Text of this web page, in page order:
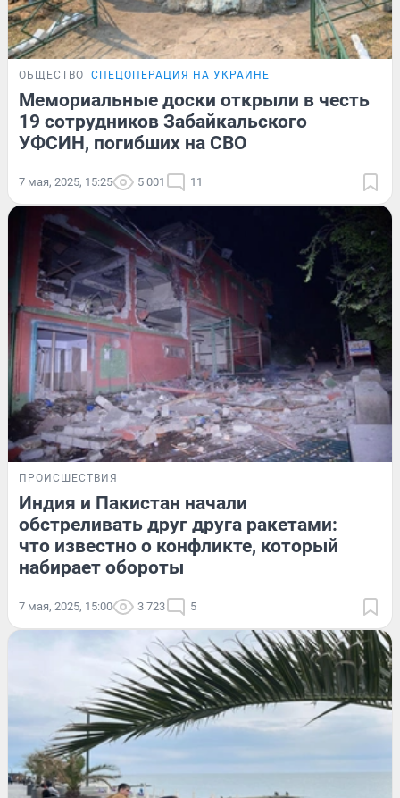
ОБЩЕСТВО СПЕЦОПЕРАЦИЯ НА УКРАИНЕ
Мемориальные доски открыли в честь
19 сотрудников Забайкальского
УФСИН, погибших на СВО
7 мая, 2025, 15:25 5 001 11
ПРОИСШЕСТВИЯ
Индия и Пакистан начали
обстреливать друг друга ракетами:
что известно о конфликте, который
набирает обороты
7 мая, 2025, 15:00 3 723 5